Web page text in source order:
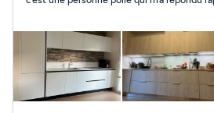
montage des tringles et tableaux